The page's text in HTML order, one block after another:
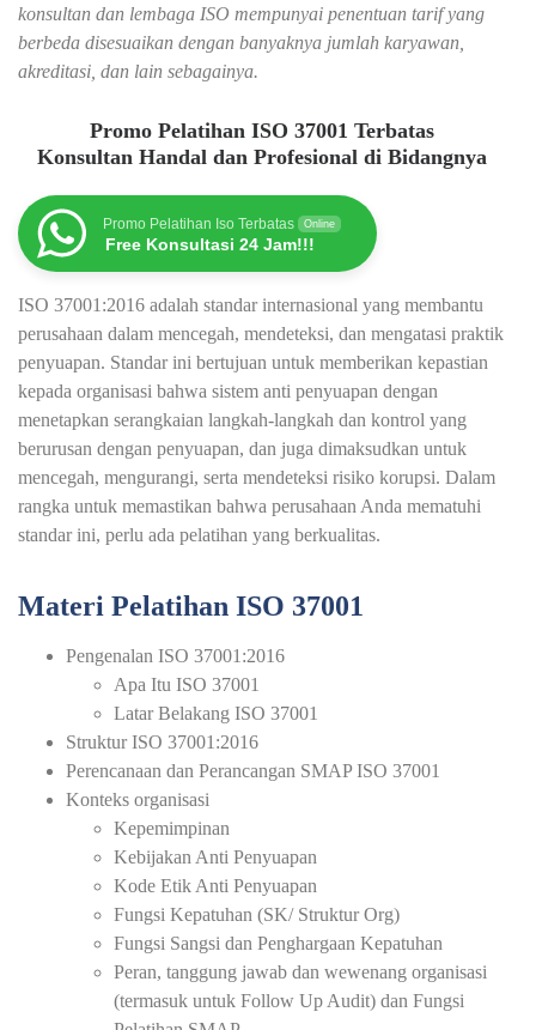
konsultan dan lembaga ISO mempunyai penentuan tarif yang
berbeda disesuaikan dengan banyaknya jumlah karyawan,
akreditasi, dan lain sebagainya.
Promo Pelatihan ISO 37001 Terbatas
Konsultan Handal dan Profesional di Bidangnya
Promo Pelatihan Iso Terbatas Online
Free Konsultasi 24 Jam!!!
ISO 37001:2016 adalah standar internasional yang membantu
perusahaan dalam mencegah, mendeteksi, dan mengatasi praktik
penyuapan. Standar ini bertujuan untuk memberikan kepastian
kepada organisasi bahwa sistem anti penyuapan dengan
menetapkan serangkaian langkah-langkah dan kontrol yang
berurusan dengan penyuapan, dan juga dimaksudkan untuk
mencegah, mengurangi, serta mendeteksi risiko korupsi. Dalam
rangka untuk memastikan bahwa perusahaan Anda mematuhi
standar ini, perlu ada pelatihan yang berkualitas.
Materi Pelatihan ISO 37001
Pengenalan ISO 37001:2016
Apa Itu ISO 37001
Latar Belakang ISO 37001
Struktur ISO 37001:2016
Perencanaan dan Perancangan SMAP ISO 37001
Konteks organisasi
Kepemimpinan
Kebijakan Anti Penyuapan
Kode Etik Anti Penyuapan
Fungsi Kepatuhan (SK/ Struktur Org)
Fungsi Sangsi dan Penghargaan Kepatuhan
Peran, tanggung jawab dan wewenang organisasi
(termasuk untuk Follow Up Audit) dan Fungsi